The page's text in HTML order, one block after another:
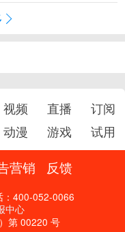
视频 直播
订阅
动漫 游戏 试用
营销 反馈
：400-052-0066
中心
第 00220 号